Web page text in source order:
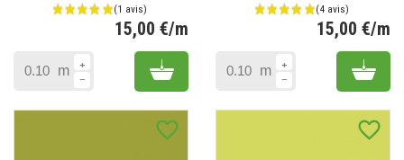
15,00 €/m
m Add to cart
15,00 €/m
m Add
favorite_border favorite_border